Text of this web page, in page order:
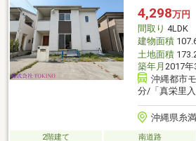
生活利便性も良好で忙しい毎日をサポート
便利な周辺環境がそろったこの機会に、新
ませんか。ぜひご検討ください。
4,298万円
間取り 4LDK
建物面積
土地面積
築年月 2017
沖縄都市
分/「真栄里
沖縄県糸
2階建て 南道路